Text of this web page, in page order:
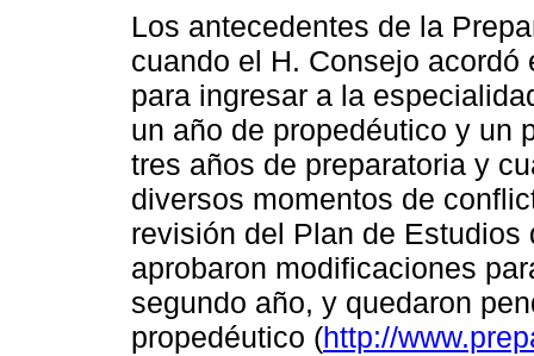
Los antecedentes de la
cuando el H. Consejo
para ingresar a la
un año de propedéutico y un
tres años de preparatoria y
diversos momentos de
revisión del Plan de
aprobaron modificaciones
segundo año, y quedaron
propedéutico (http://